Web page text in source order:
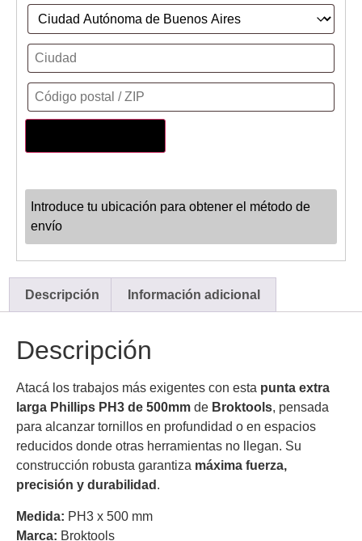
Introduce tu ubicación para obtener el método de
envío
Descripción Información adicional
Descripción
Atacá los trabajos más exigentes con esta punta extra
larga Phillips PH3 de 500mm de Broktools, pensada
para alcanzar tornillos en profundidad o en espacios
reducidos donde otras herramientas no llegan. Su
construcción robusta garantiza máxima fuerza,
precisión y durabilidad .
Medida: PH3 x 500 mm
Marca: Broktools